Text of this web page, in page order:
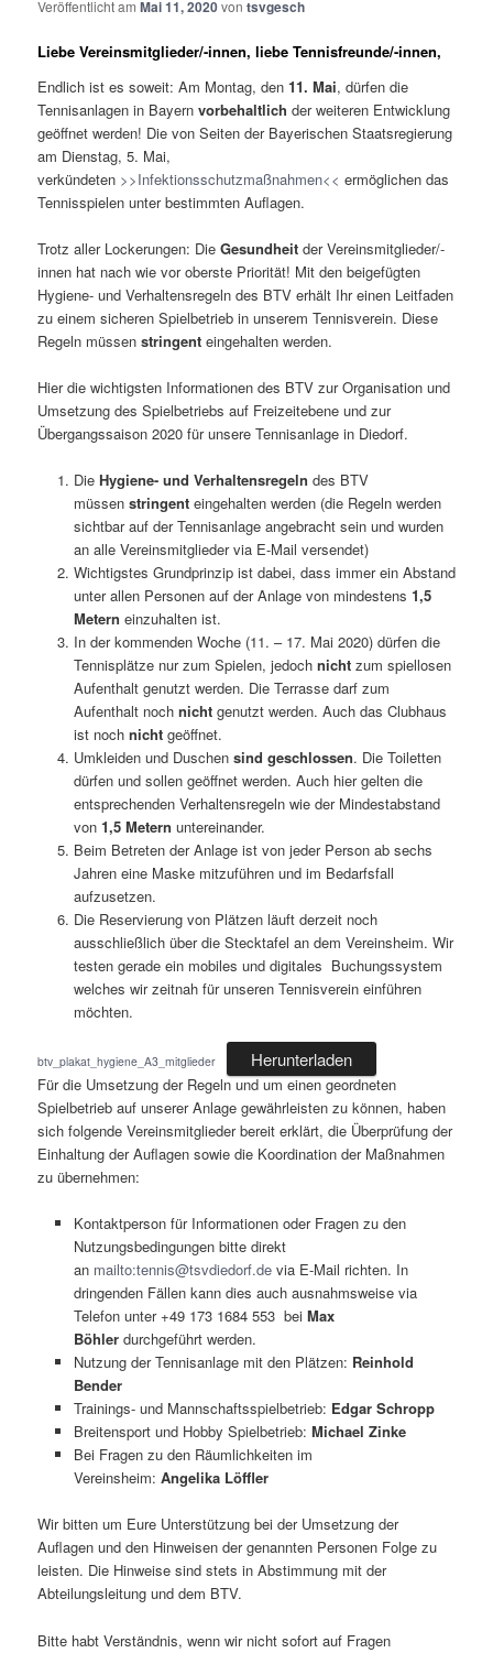
Veröffentlicht amMai 11, 2020vontsvgesch
Liebe Vereinsmitglieder/-innen, liebe Tennisfreunde/-innen,
Endlich ist es soweit: Am Montag, den11. Mai, dürfen die
Tennisanlagen in Bayernvorbehaltlich der weiteren Entwicklung
geöffnet werden! Die von Seiten der Bayerischen Staatsregierung
am Dienstag, 5. Mai,
verkündeten >>Infektionsschutzmaßnahmen<< ermöglichen das
Tennisspielen unter bestimmten Auflagen.
Trotz aller Lockerungen: DieGesundheit der Vereinsmitglieder/-
innen hat nach wie vor oberste Priorität! Mit den beigefügten
Hygiene- und Verhaltensregeln des BTV erhält Ihr einen Leitfaden
zu einem sicheren Spielbetrieb in unserem Tennisverein. Diese
Regeln müssenstringent eingehalten werden.
Hier die wichtigsten Informationen des BTV zur Organisation und
Umsetzung des Spielbetriebs auf Freizeitebene und zur
Übergangssaison 2020 für unsere Tennisanlage in Diedorf.
Die Hygiene- und Verhaltensregeln des BTV
müssen stringenteingehalten werden (die Regeln werden
sichtbar auf der Tennisanlage angebracht sein und wurden
an alle Vereinsmitglieder via E-Mail versendet)
Wichtigstes Grundprinzip ist dabei, dass immer ein Abstand
unter allen Personen auf der Anlage von mindestens 1,5
Metern einzuhalten ist.
In der kommenden Woche (11. – 17. Mai 2020) dürfen die
Tennisplätze nur zum Spielen, jedoch nichtzum spiellosen
Aufenthalt genutzt werden. Die Terrasse darf zum
Aufenthalt noch nichtgenutzt werden. Auch das Clubhaus
ist noch nichtgeöffnet.
Umkleiden und Duschen sind geschlossen. Die Toiletten
dürfen und sollen geöffnet werden. Auch hier gelten die
entsprechenden Verhaltensregeln wie der Mindestabstand
von 1,5 Metern untereinander.
Beim Betreten der Anlage ist von jeder Person ab sechs
Jahren eine Maske mitzuführen und im Bedarfsfall
aufzusetzen.
Die Reservierung von Plätzen läuft derzeit noch
ausschließlich über die Stecktafel an dem Vereinsheim. Wir
testen gerade ein mobiles und digitales Buchungssystem
welches wir zeitnah für unseren Tennisverein einführen
möchten.
btv_plakat_hygiene_A3_mitglieder Herunterladen
Für die Umsetzung der Regeln und um einen geordneten
Spielbetrieb auf unserer Anlage gewährleisten zu können, haben
sich folgende Vereinsmitglieder bereit erklärt, die Überprüfung der
Einhaltung der Auflagen sowie die Koordination der Maßnahmen
zu übernehmen:
Kontaktperson für Informationen oder Fragen zu den
Nutzungsbedingungen bitte direkt
an mailto:tennis@tsvdiedorf.devia E-Mail richten. In
dringenden Fällen kann dies auch ausnahmsweise via
Telefon unter +49 173 1684 553 bei Max
Böhlerdurchgeführt werden.
Nutzung der Tennisanlage mit den Plätzen: Reinhold
Bender
Trainings- und Mannschaftsspielbetrieb: Edgar Schropp
Breitensport und Hobby Spielbetrieb: Michael Zinke
Bei Fragen zu den Räumlichkeiten im
Vereinsheim: Angelika Löffler
Wir bitten um Eure Unterstützung bei der Umsetzung der
Auflagen und den Hinweisen der genannten Personen Folge zu
leisten. Die Hinweise sind stets in Abstimmung mit der
Abteilungsleitung und dem BTV.
Bitte habt Verständnis, wenn wir nicht sofort auf Fragen